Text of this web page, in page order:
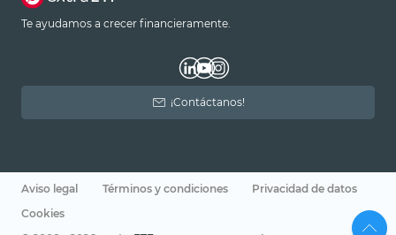
Te ayudamos a crecer financieramente.
¡Contáctanos!
Aviso legal Términos y condiciones
Privacidad de datos
Cookies